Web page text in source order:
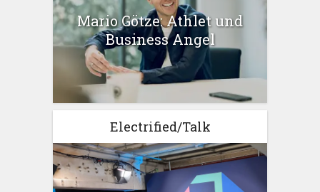
Mario Götze: Athlet und
Business Angel
Electrified/Talk